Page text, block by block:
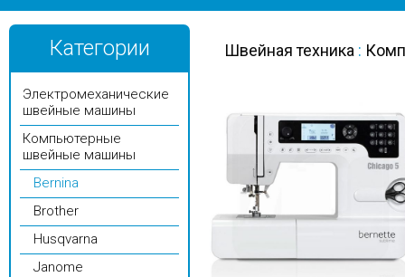
Категории
Электромеханические
швейные машины
Компьютерные
швейные машины
Bernina
Brother
Husqvarna
Janome
Швейная техника :